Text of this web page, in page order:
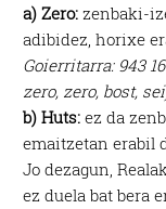
a) Zero: zenbaki-
adibidez, horixe
Goierritarra: 943
zero, zero, bost,
b) Huts: ez da
emaitzetan erabil
Jo dezagun,
ez duela bat bera